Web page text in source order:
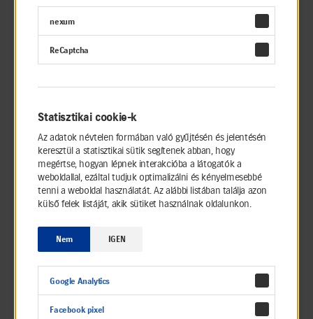
nexum
ReCaptcha
Statisztikai cookie-k
Az adatok névtelen formában való gyűjtésén és jelentésén
keresztül a statisztikai sütik segítenek abban, hogy
megértse, hogyan lépnek interakcióba a látogatók a
weboldallal, ezáltal tudjuk optimalizálni és kényelmesebbé
tenni a weboldal használatát. Az alábbi listában találja azon
külső felek listáját, akik sütiket használnak oldalunkon.
Nem IGEN
Google Analytics
Facebook pixel
1991
1992
Megkezdődikaz ötajtós Swiftek
sorozatgyártása
A hazai értékesítés mellett megkezdtük
export-tevékenységünket, mely mára azt
jelenti, hogyaz általunk gyártott Suzuki
modelleket világszerte exportáljuk